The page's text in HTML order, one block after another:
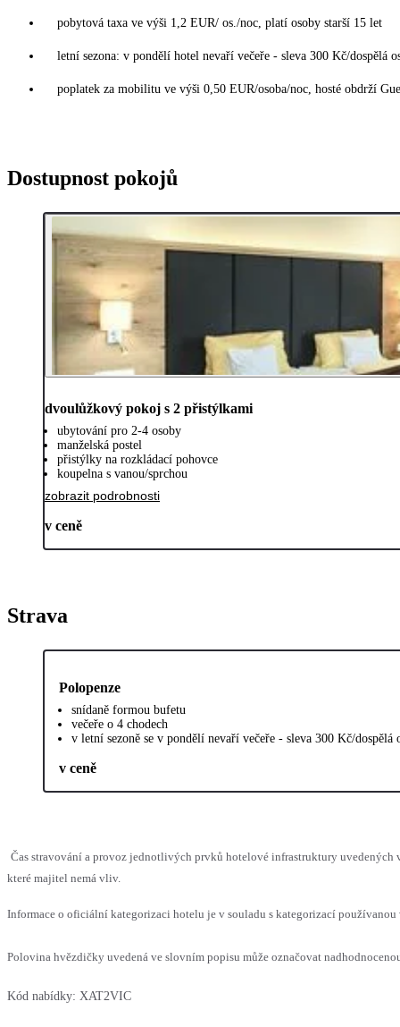
pobytová taxa ve výši 1,2 EUR/ os./noc, platí osoby starší 15 let
letní sezona: v pondělí hotel nevaří večeře - sleva 300 Kč/dospělá
poplatek za mobilitu ve výši 0,50 EUR/osoba/noc, hosté obdrží
Dostupnost pokojů
dvoulůžkový pokoj s 2 přistýlkami
ubytování pro 2-4 osoby
manželská postel
přistýlky na rozkládací pohovce
koupelna s vanou/sprchou
zobrazit podrobnosti
v ceně
Strava
Polopenze
snídaně formou bufetu
večeře o 4 chodech
v letní sezoně se v pondělí nevaří večeře - sleva 300 Kč/dospělá
v ceně
Čas stravování a provoz jednotlivých prvků hotelové infrastruktury uvedených
které majitel nemá vliv.
Informace o oficiální kategorizaci hotelu je v souladu s kategorizací
Polovina hvězdičky uvedená ve slovním popisu může označovat
Kód nabídky: XAT2VIC